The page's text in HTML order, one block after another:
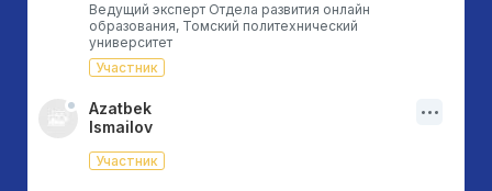
Ведущий эксперт Отдела развития онлайн
образования, Томский политехнический
университет
Участник
Azatbek
Ismailov
Участник